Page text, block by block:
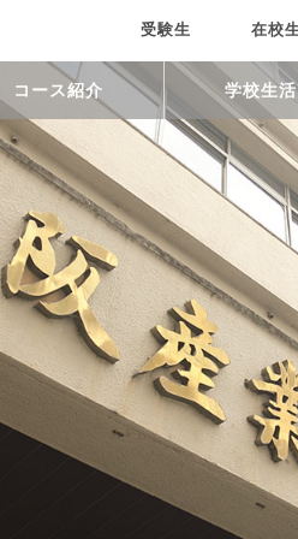
受験生 在校
コース紹介 学校生活